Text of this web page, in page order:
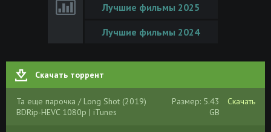
Лучшие фильмы 2025
Лучшие фильмы 2024
Скачать торрент
Та еще парочка / Long Shot (2019)
BDRip-HEVC 1080p | iTunes
Размер: 5.43
GB
Скачать